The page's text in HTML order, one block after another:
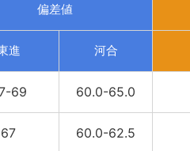
偏差値
進 河合
69 60.0-65.0
67 60.0-62.5